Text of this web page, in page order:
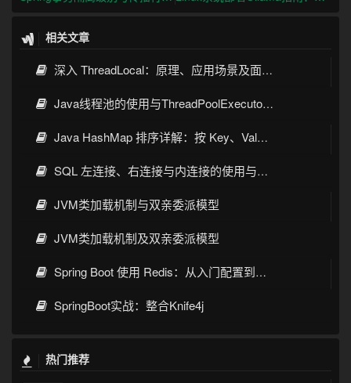
相关文章
深入 ThreadLocal：原理、应用场景及面试考点全指南
Java线程池的使用与ThreadPoolExecutor详解
Java HashMap 排序详解：按 Key、Value 排序的几种常见写法
SQL 左连接、右连接与内连接的使用与区别
JVM类加载机制与双亲委派模型
JVM类加载机制及双亲委派模型
Spring Boot 使用 Redis：从入门配置到缓存实战
SpringBoot实战：整合Knife4j
热门推荐